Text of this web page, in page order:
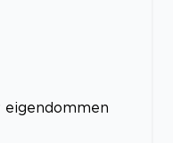
eigendommen